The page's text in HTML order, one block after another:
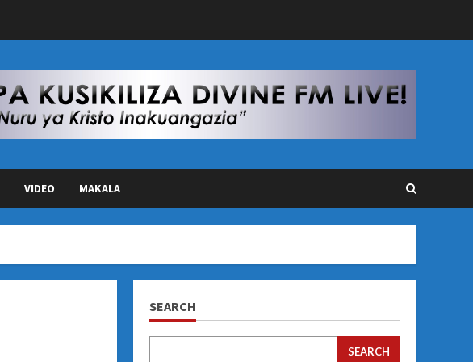
VIDEO MAKALA
SEARCH
SEARCH